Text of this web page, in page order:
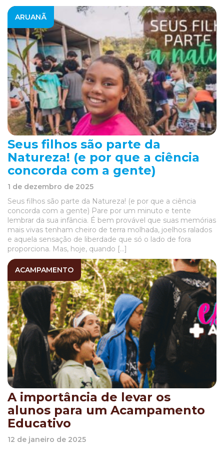
ARUANÃ
Seus filhos são parte da
Natureza! (e por que a ciência
concorda com a gente)
1 de dezembro de 2025
Seus filhos são parte da Natureza! (e por que a ciência
concorda com a gente) Pare por um minuto e tente
lembrar da sua infância. É bem provável que suas memórias
mais vivas tenham cheiro de terra molhada, joelhos ralados
e aquela sensação de liberdade que só o lado de fora
proporciona. Mas, hoje, quando […]
ACAMPAMENTO
A importância de levar os
alunos para um Acampamento
Educativo
12 de janeiro de 2025